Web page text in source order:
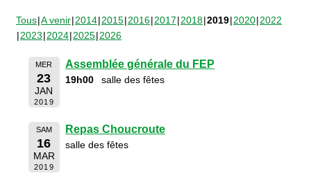
Tous A venir 2014 2015 2016 2017 2018 2019 2020 2022
2023 2024 2025 2026
MER
23
JAN
2019
Assemblée générale du FEP
19h00 salle des fêtes
SAM
16
MAR
2019
Repas Choucroute
salle des fêtes